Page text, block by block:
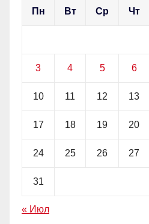
Пн Вт Ср Чт
3 4 5 6
10 11 12 13
17 18 19 20
24 25 26 27
31
« Июл